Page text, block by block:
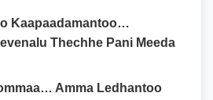
Kaapaadamantoo…
Thechhe Pani Meeda
Amma Ledhantoo